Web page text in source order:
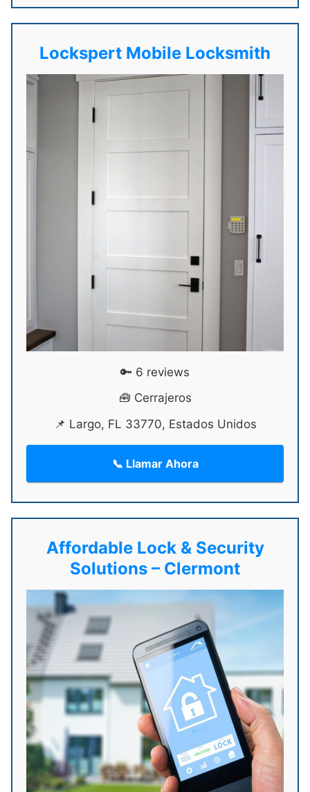
Lockspert Mobile Locksmith
🔑 6 reviews
🧰 Cerrajeros
📌 Largo, FL 33770, Estados Unidos
📞 Llamar Ahora
Affordable Lock & Security
Solutions – Clermont